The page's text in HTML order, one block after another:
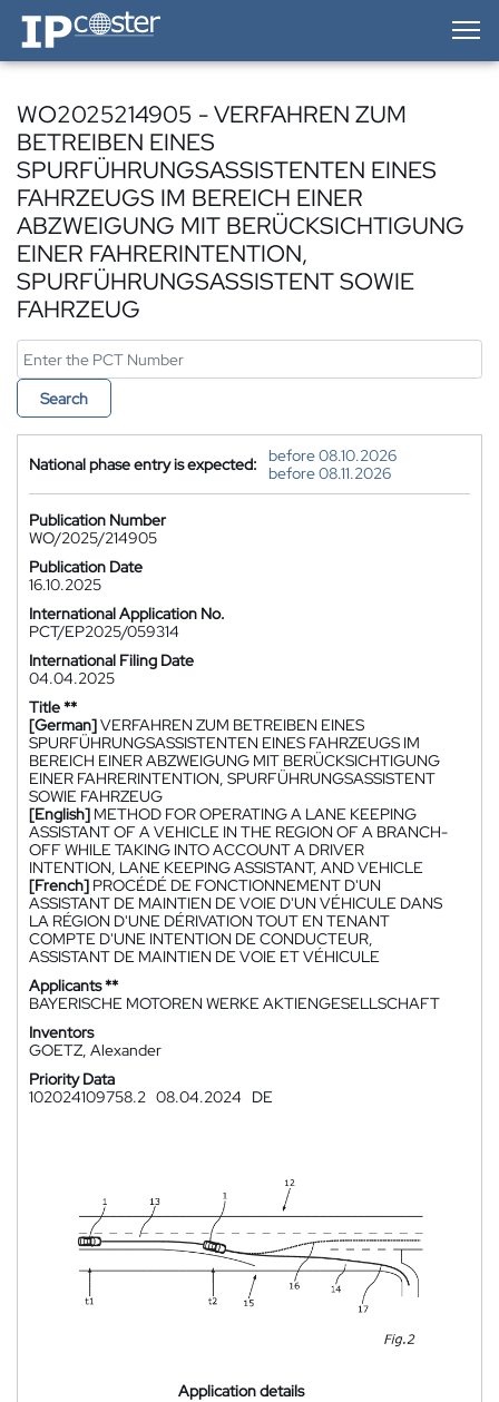
IP-Coster — Home
WO2025214905 - VERFAHREN ZUM
BETREIBEN EINES
SPURFÜHRUNGSASSISTENTEN EINES
FAHRZEUGS IM BEREICH EINER
ABZWEIGUNG MIT BERÜCKSICHTIGUNG
EINER FAHRERINTENTION,
SPURFÜHRUNGSASSISTENT SOWIE
FAHRZEUG
Search
National phase entry is expected:
before 08.10.2026
before 08.11.2026
Publication Number
WO/2025/214905
Publication Date
16.10.2025
International Application No.
PCT/EP2025/059314
International Filing Date
04.04.2025
Title **
[German]VERFAHREN ZUM BETREIBEN EINES
SPURFÜHRUNGSASSISTENTEN EINES FAHRZEUGS IM
BEREICH EINER ABZWEIGUNG MIT BERÜCKSICHTIGUNG
EINER FAHRERINTENTION, SPURFÜHRUNGSASSISTENT
SOWIE FAHRZEUG
[English] METHOD FOR OPERATING A LANE KEEPING
ASSISTANT OF A VEHICLE IN THE REGION OF A BRANCH-
OFF WHILE TAKING INTO ACCOUNT A DRIVER
INTENTION, LANE KEEPING ASSISTANT, AND VEHICLE
[French] PROCÉDÉ DE FONCTIONNEMENT D'UN
ASSISTANT DE MAINTIEN DE VOIE D'UN VÉHICULE DANS
LA RÉGION D'UNE DÉRIVATION TOUT EN TENANT
COMPTE D'UNE INTENTION DE CONDUCTEUR,
ASSISTANT DE MAINTIEN DE VOIE ET VÉHICULE
Applicants **
BAYERISCHE MOTOREN WERKE AKTIENGESELLSCHAFT
Inventors
GOETZ, Alexander
Priority Data
102024109758.2 08.04.2024 DE
Application details